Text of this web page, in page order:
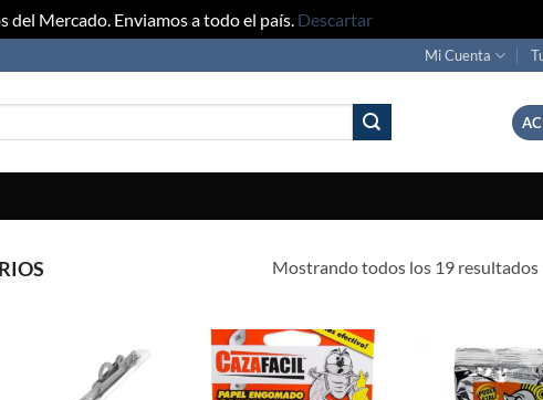
del Mercado. Enviamos a todo el país. Descartar
Mi Cuenta
Mostrando todos los 19 resultados